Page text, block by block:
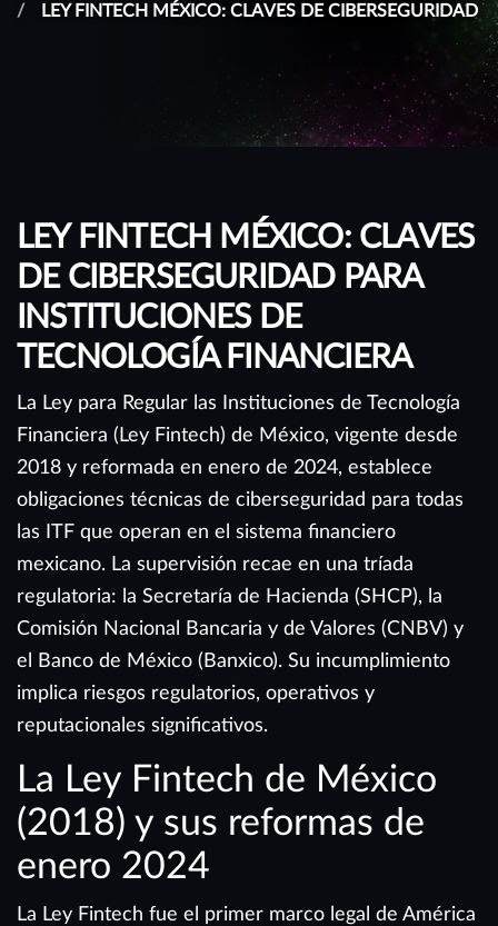
LEY FINTECH MÉXICO: CLAVES DE CIBERSEGURIDAD
LEY FINTECH MÉXICO: CLAVES
DE CIBERSEGURIDAD PARA
INSTITUCIONES DE
TECNOLOGÍA FINANCIERA
La Ley para Regular las Instituciones de Tecnología
Financiera (Ley Fintech) de México, vigente desde
2018 y reformada en enero de 2024, establece
obligaciones técnicas de ciberseguridad para todas
las ITF que operan en el sistema financiero
mexicano. La supervisión recae en una tríada
regulatoria: la Secretaría de Hacienda (SHCP), la
Comisión Nacional Bancaria y de Valores (CNBV) y
el Banco de México (Banxico). Su incumplimiento
implica riesgos regulatorios, operativos y
reputacionales significativos.
La Ley Fintech de México
(2018) y sus reformas de
enero 2024
La Ley Fintech fue el primer marco legal de América